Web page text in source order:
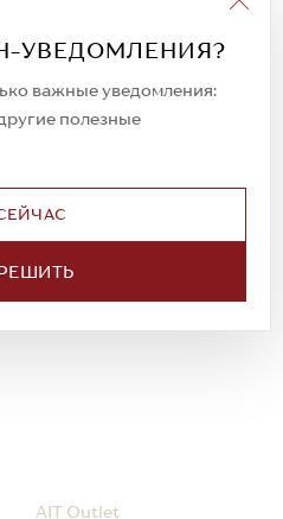
УВЕДОМЛЕНИЯ?
важные уведомления:
полезные
акций и
Обмен и возврат
Каспи-Ред
AIT Outlet